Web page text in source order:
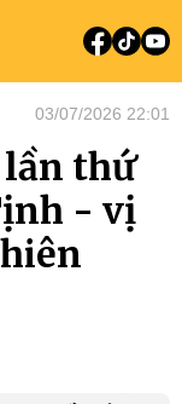
03/07/2026 22:01
lần thứ
- vị